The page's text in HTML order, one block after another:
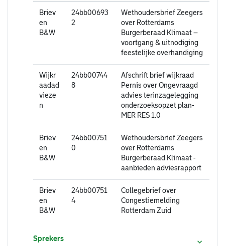
Briev
en
B&W
24bb00693
2
Wethoudersbrief Zeegers
over Rotterdams
Burgerberaad Klimaat –
voortgang & uitnodiging
feestelijke overhandiging
Wijkr
aadad
vieze
n
24bb00744
8
Afschrift brief wijkraad
Pernis over Ongevraagd
advies terinzagelegging
onderzoeksopzet plan-
MER RES 1.0
Briev
en
B&W
24bb00751
0
Wethoudersbrief Zeegers
over Rotterdams
Burgerberaad Klimaat -
aanbieden adviesrapport
Briev
en
B&W
24bb00751
4
Collegebrief over
Congestiemelding
Rotterdam Zuid
Sprekers